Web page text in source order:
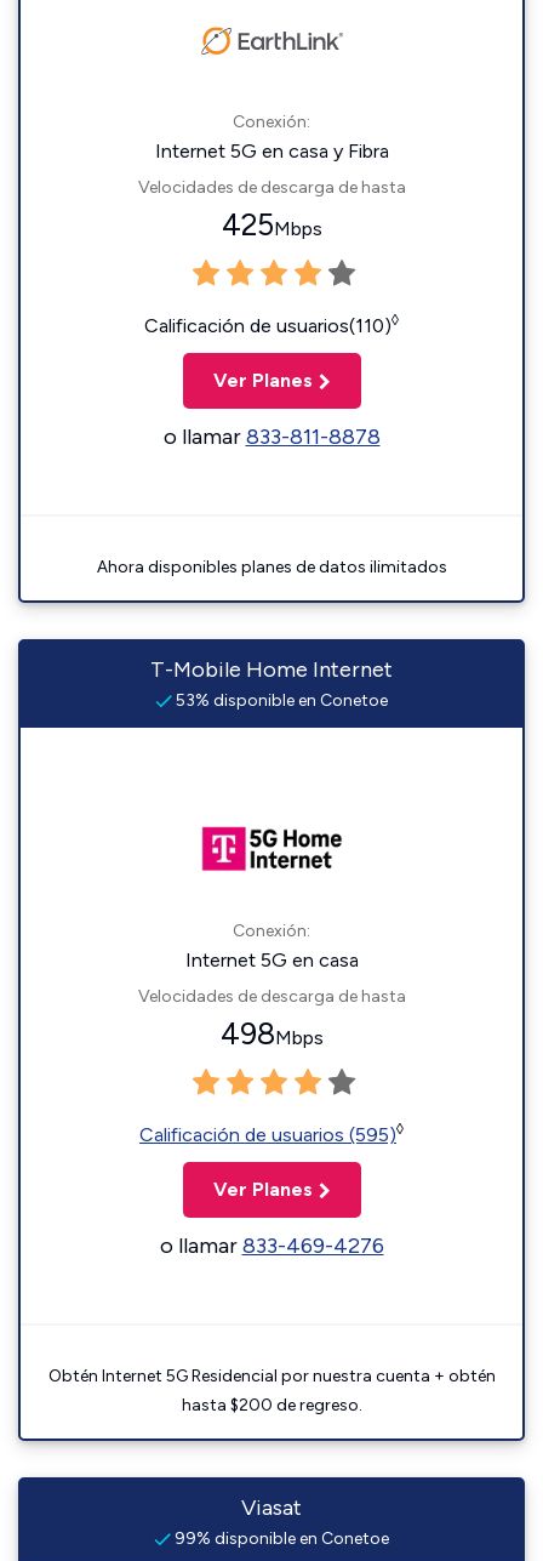
Conexión:
Internet 5G en casa y Fibra
Velocidades de descarga de hasta
425Mbps
Calificación de usuarios(110)◊
Ver Planes
o llamar833-811-8878
Ahora disponibles planes de datos ilimitados
T-Mobile Home Internet
53% disponible en Conetoe
Conexión:
Internet 5G en casa
Velocidades de descarga de hasta
498Mbps
Calificación de usuarios (595)◊
Ver Planes
o llamar833-469-4276
Obtén Internet 5G Residencial por nuestra cuenta + obtén
hasta $200 de regreso.
Viasat
99% disponible en Conetoe